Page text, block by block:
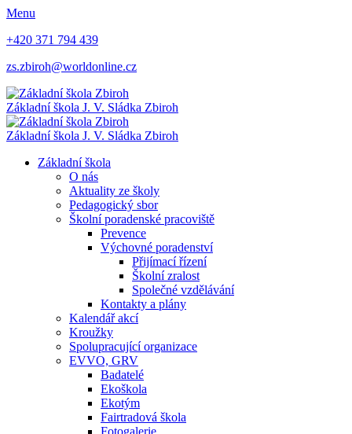
Menu
+420 371 794 439
zs.zbiroh@worldonline.cz
Základní škola J. V. Sládka Zbiroh
Základní škola J. V. Sládka Zbiroh
Základní škola
O nás
Aktuality ze školy
Pedagogický sbor
Školní poradenské pracoviště
Prevence
Výchovné poradenství
Přijímací řízení
Školní zralost
Společné vzdělávání
Kontakty a plány
Kalendář akcí
Kroužky
Spolupracující organizace
EVVO, GRV
Badatelé
Ekoškola
Ekotým
Fairtradová škola
Fotogalerie